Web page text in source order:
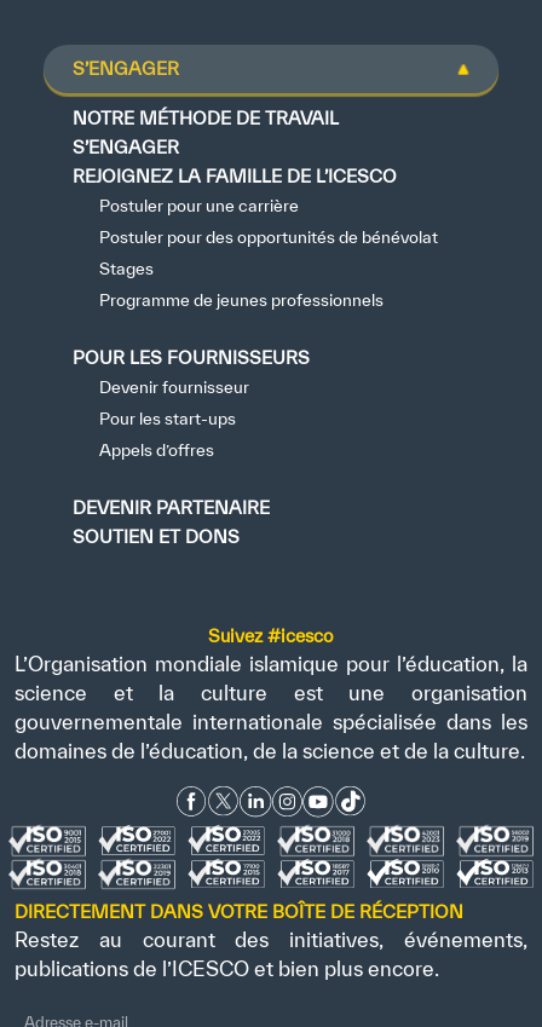
S’ENGAGER
NOTRE MÉTHODE DE TRAVAIL
S’ENGAGER
REJOIGNEZ LA FAMILLE DE L’ICESCO
Postuler pour une carrière
Postuler pour des opportunités de bénévolat
Stages
Programme de jeunes professionnels
POUR LES FOURNISSEURS
Devenir fournisseur
Pour les start-ups
Appels d’offres
DEVENIR PARTENAIRE
SOUTIEN ET DONS
Suivez #icesco
L’Organisation mondiale islamique pour l’éducation, la
science et la culture est une organisation
gouvernementale internationale spécialisée dans les
domaines de l’éducation, de la science et de la culture.
DIRECTEMENT DANS VOTRE BOÎTE DE RÉCEPTION
Restez au courant des initiatives, événements,
publications de l’ICESCO et bien plus encore.